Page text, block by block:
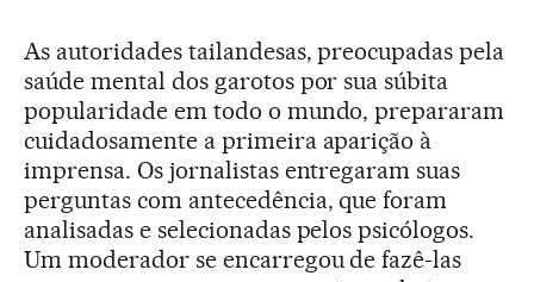
As autoridades tailandesas, preocupadas pela
saúde mental dos garotos por sua súbita
popularidade em todo o mundo, prepararam
cuidadosamente a primeira aparição à
imprensa. Os jornalistas entregaram suas
perguntas com antecedência, que foram
analisadas e selecionadas pelos psicólogos.
Um moderador se encarregou de fazê-las